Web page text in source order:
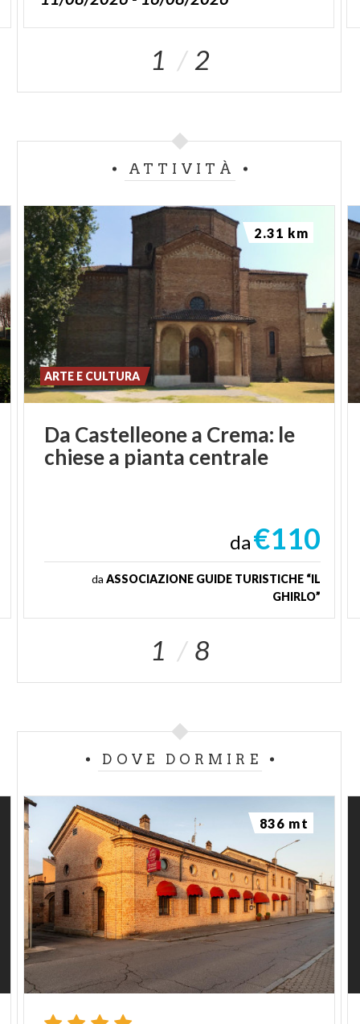
1 2
ATTIVITÀ
Da Castelleonea Crema: le
chiesea pianta centrale
ARTE E CULTURA
da€110
da ASSOCIAZIONE GUIDE TURISTICHE “IL
GHIRLO”
2.31 km
1 8
DOVE DORMIRE
836 mt